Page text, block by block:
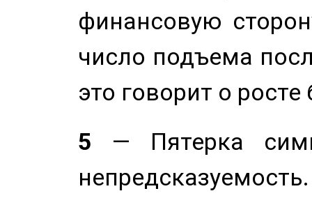
финансовую
число подъема
это говорит о
5 — Пятерка